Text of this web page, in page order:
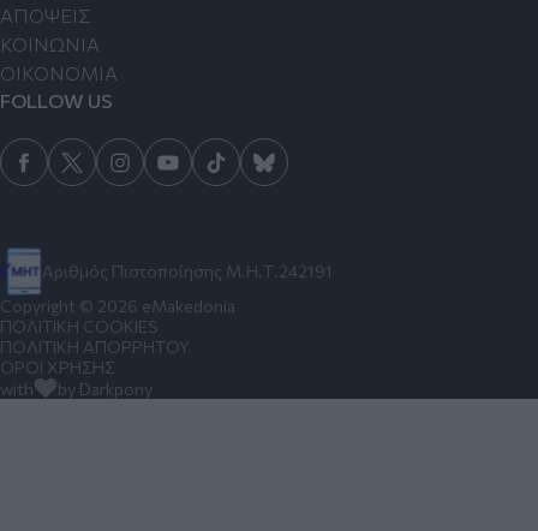
Αριθμός Πιστοποίησης Μ.Η.Τ.242191
ΑΠΟΨΕΙΣ
ΚΟΙΝΩΝΙΑ
ΟΙΚΟΝΟΜΙΑ
FOLLOW US
Copyright © 2026 eMakedonia
ΠΟΛΙΤΙΚΗ COOKIES
ΠΟΛΙΤΙΚΗ ΑΠΟΡΡΗΤΟΥ
ΟΡΟΙ ΧΡΗΣΗΣ
with
by Darkpony